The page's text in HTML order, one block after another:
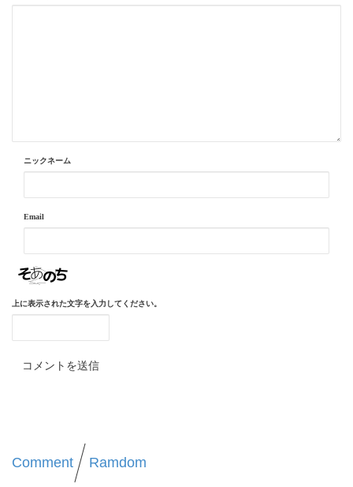
ニックネーム
Email
上に表示された文字を入力してください。
Comment Ramdom